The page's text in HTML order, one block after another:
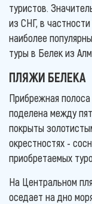
туристов.
из СНГ, в
наиболее
туры в Белек из
ПЛЯЖИ БЕЛЕКА
Прибрежная полоса
поделена между
покрыты
окрестностях -
приобретаемых
На Центральном
оседает на дно